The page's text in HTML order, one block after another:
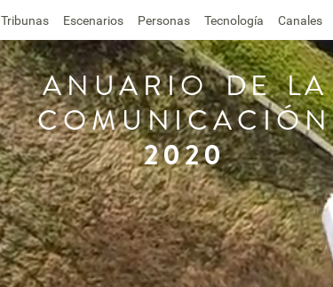
Tribunas Escenarios Personas Tecnología Canales
ANUARIO DE LA
COMUNICACIÓN
2020